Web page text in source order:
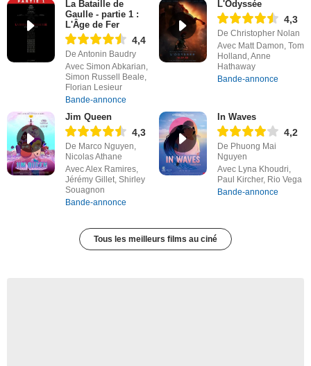
La Bataille de
Gaulle - partie 1 :
L'Âge de Fer
4,4
De Antonin Baudry
Avec Simon Abkarian,
Simon Russell Beale,
Florian Lesieur
Bande-annonce
L'Odyssée
4,3
De Christopher Nolan
Avec Matt Damon, Tom
Holland, Anne
Hathaway
Bande-annonce
Jim Queen
4,3
De Marco Nguyen,
Nicolas Athane
Avec Alex Ramires,
Jérémy Gillet, Shirley
Souagnon
Bande-annonce
In Waves
4,2
De Phuong Mai
Nguyen
Avec Lyna Khoudri,
Paul Kircher, Rio Vega
Bande-annonce
Tous les meilleurs films au ciné